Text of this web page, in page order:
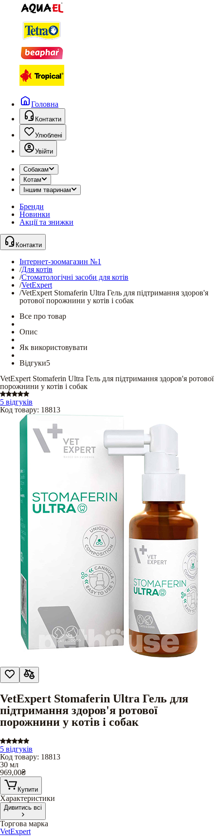
Головна
Контакти
Улюблені
Увійти
Собакам
Котам
Іншим тваринам
Бренди
Новинки
Акції та знижки
Контакти
Інтернет-зоомагазин №1
/Для котів
/Стоматологічні засоби для котів
/VetExpert
/VetExpert Stomaferin Ultra Гель для підтримання здоров'я
ротової порожнини у котів і собак
Все про товар
Опис
Як використовувати
Відгуки5
VetExpert Stomaferin Ultra Гель для підтримання здоров'я ротової
порожнини у котів і собак
5 відгуків
Код товару: 18813
VetExpert Stomaferin Ultra Гель для
підтримання здоров'я ротової
порожнини у котів і собак
5 відгуків
Код товару: 18813
30 мл
969,00₴
Купити
Характеристики
Дивитись всі
Торгова марка
VetExpert